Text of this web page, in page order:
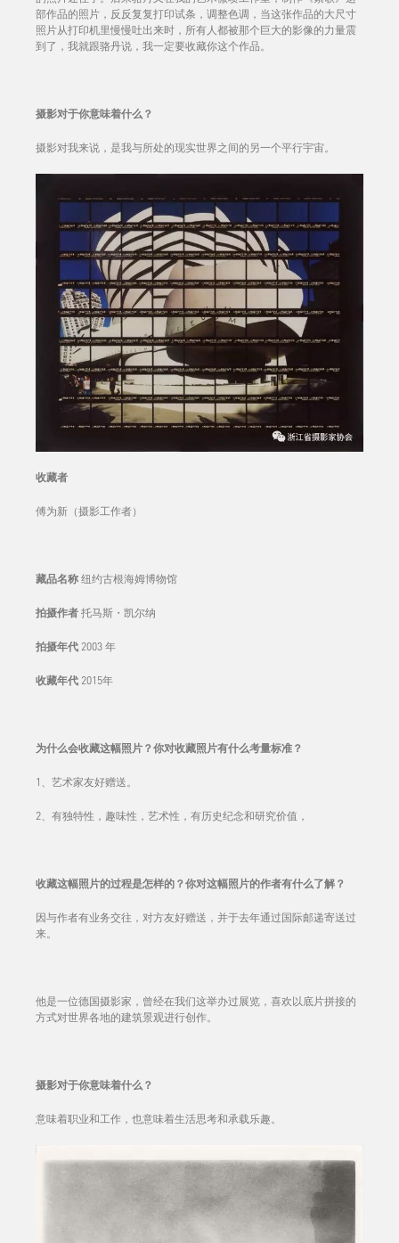
部作品的照片，反反复复打印试条，调整色调，当这张作品的大尺寸
照片从打印机里慢慢吐出来时，所有人都被那个巨大的影像的力量震
到了，我就跟骆丹说，我一定要收藏你这个作品。
摄影对于你意味着什么？
摄影对我来说，是我与所处的现实世界之间的另一个平行宇宙。
收藏者
傅为新（摄影工作者）
藏品名称 纽约古根海姆博物馆
拍摄作者 托马斯・凯尔纳
拍摄年代 2003 年
收藏年代 2015年
为什么会收藏这幅照片？你对收藏照片有什么考量标准？
1、艺术家友好赠送。
2、有独特性，趣味性，艺术性，有历史纪念和研究价值，
收藏这幅照片的过程是怎样的？你对这幅照片的作者有什么了解？
因与作者有业务交往，对方友好赠送，并于去年通过国际邮递寄送过
来。
他是一位德国摄影家，曾经在我们这举办过展览，喜欢以底片拼接的
方式对世界各地的建筑景观进行创作。
摄影对于你意味着什么？
意味着职业和工作，也意味着生活思考和承载乐趣。